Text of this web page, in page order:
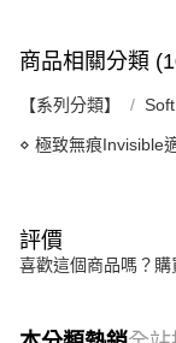
商品相關分類
【系列分類】
⋄ 極致無痕Invisible
評價
喜歡這個商品嗎？